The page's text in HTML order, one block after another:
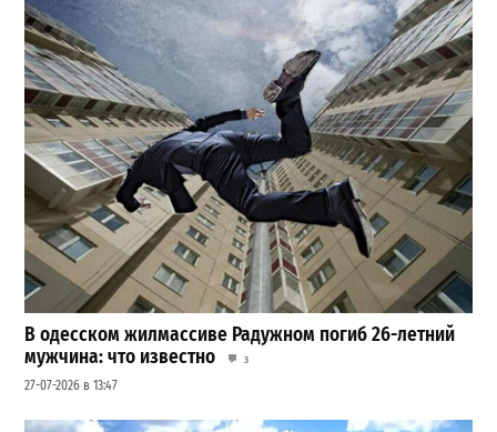
В одесском жилмассиве Радужном погиб 26-летний
мужчина: что известно
3
27-07-2026 в 13:47